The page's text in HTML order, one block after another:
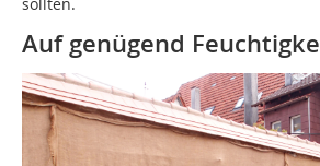
sollten.
Auf genügend